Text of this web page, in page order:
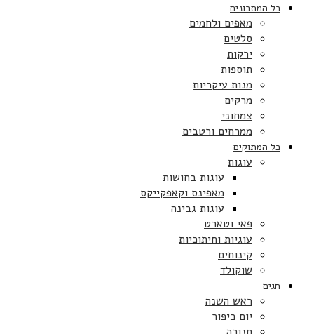
כל המתכונים
מאפים ולחמים
סלטים
ירקות
תוספות
מנות עיקריות
מרקים
צמחוני
ממרחים ורטבים
כל המתוקים
עוגות
עוגות בחושות
מאפינס וקאפקייקס
עוגות גבינה
פאי וטארט
עוגיות וחיתוכיות
קינוחים
שוקולד
חגים
ראש השנה
יום כיפור